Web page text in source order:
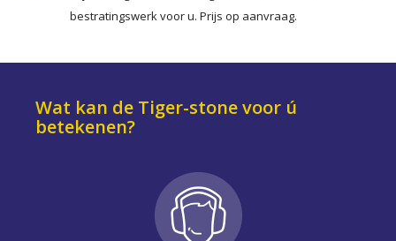
bestratingswerk voor u. Prijs op aanvraag.
Wat kan de Tiger-stone voor ú
betekenen?